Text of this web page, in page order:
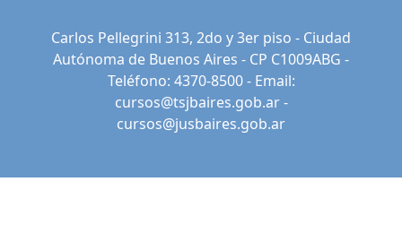
Carlos Pellegrini 313, 2do y 3er piso - Ciudad
Autónoma de Buenos Aires - CP C1009ABG -
Teléfono: 4370-8500 - Email:
cursos@tsjbaires.gob.ar-
cursos@jusbaires.gob.ar